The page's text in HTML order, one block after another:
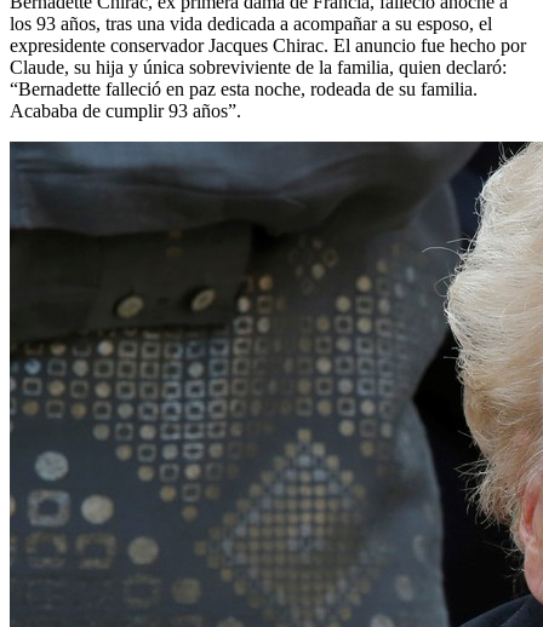
los 93 años, tras una vida dedicada a acompañar a su esposo, el
expresidente conservador Jacques Chirac. El anuncio fue hecho por
Claude, su hija y única sobreviviente de la familia, quien declaró:
“Bernadette falleció en paz esta noche, rodeada de su familia.
Acababa de cumplir 93 años”.